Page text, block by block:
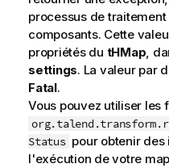
processus de
composants. Cette
propriétés du tHMap,
settings. La valeur par
Fatal.
Vous pouvez utiliser les
Status pour obtenir
l'exécution de votre